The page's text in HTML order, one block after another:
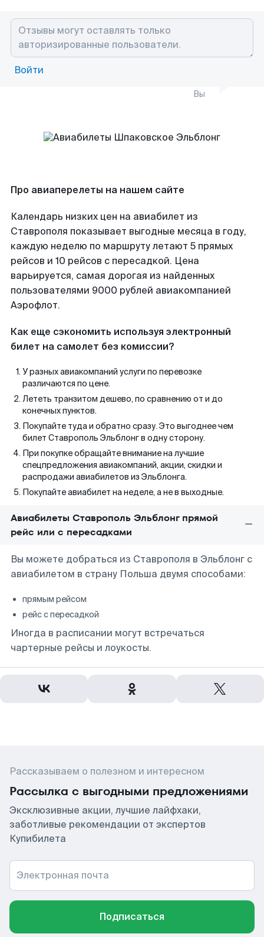
Войти
Вы
Про авиаперелеты на нашем сайте
Календарь низких цен на авиабилет из
Ставрополя показывает выгодные месяца в году,
каждую неделю по маршруту летают 5 прямых
рейсов и 10 рейсов с пересадкой. Цена
варьируется, самая дорогая из найденных
пользователями 9000 рублей авиакомпанией
Аэрофлот.
Как еще сэкономить используя электронный
билет на самолет без комиссии?
У разных авиакомпаний услуги по перевозке
различаются по цене.
Лететь транзитом дешево, по сравнению от и до
конечных пунктов.
Покупайте туда и обратно сразу. Это выгоднее чем
билет Ставрополь Эльблонг в одну сторону.
При покупке обращайте внимание на лучшие
спецпредложения авиакомпаний, акции, скидки и
распродажи авиабилетов из Эльблонга.
Покупайте авиабилет на неделе, а не в выходные.
Авиабилеты Ставрополь Эльблонг прямой
рейс или с пересадками
Вы можете добраться из Ставрополя в Эльблонг с
авиабилетом в страну Польша двумя способами:
прямым рейсом
рейс с пересадкой
Иногда в расписании могут встречаться
чартерные рейсы и лоукосты.
Рассказываем о полезном и интересном
Рассылка с выгодными предложениями
Эксклюзивные акции, лучшие лайфхаки,
заботливые рекомендации от экспертов
Купибилета
Электронная почта
Подписаться